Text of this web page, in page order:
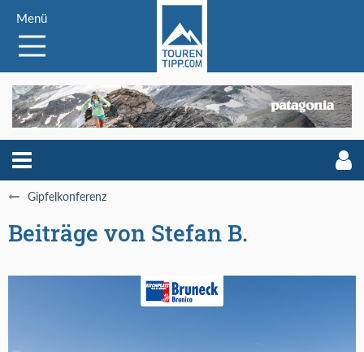
Menü
Gipfelkonferenz
Beiträge von Stefan B.